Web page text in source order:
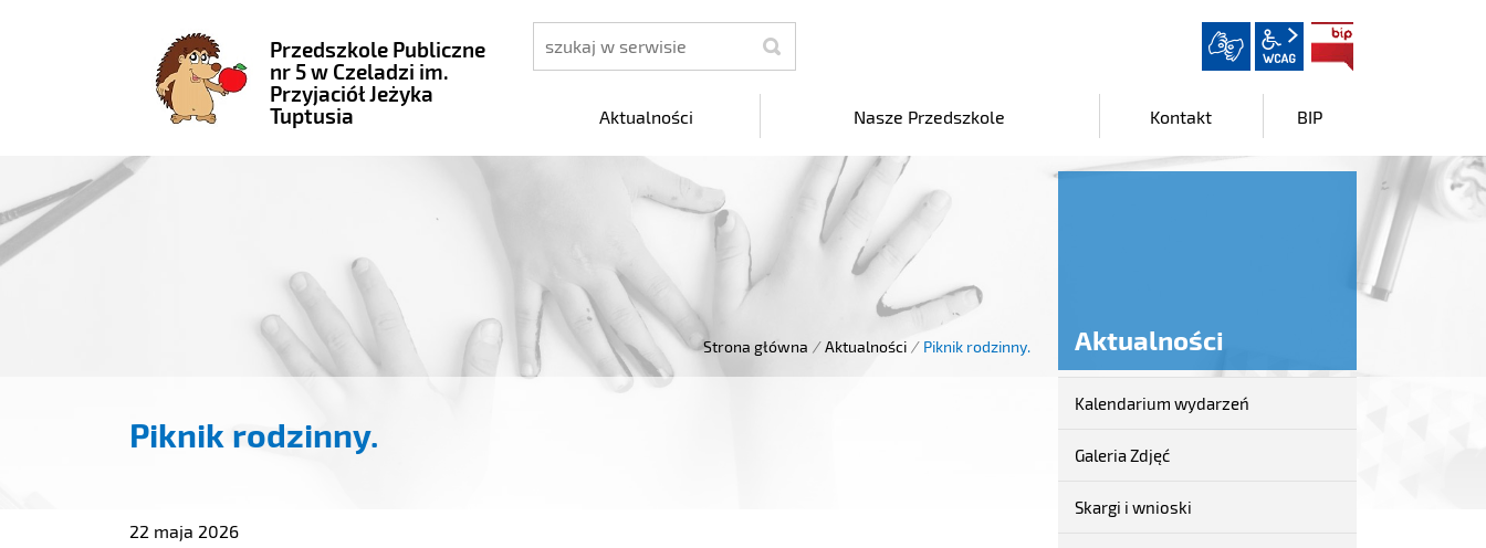
Przedszkole Publiczne
nr 5 w Czeladzi im.
Przyjaciół Jeżyka
Tuptusia
szukaj wcag2.1
Aktualności Nasze Przedszkole Kontakt BIP
Strona główna / Aktualności / Piknik rodzinny. Aktualności
Piknik rodzinny.
22 maja 2026
Kalendarium wydarzeń
Galeria Zdjęć
Skargi i wnioski